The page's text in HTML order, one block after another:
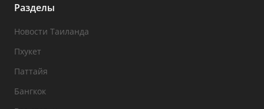
Разделы
Новости Таиланда
Пхукет
Паттайя
Бангкок